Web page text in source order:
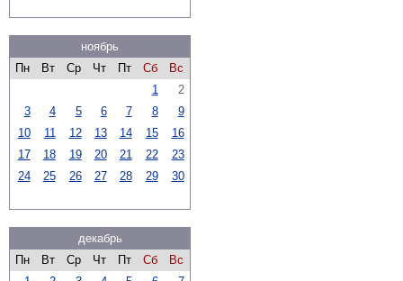
ноябрь
Пн
Вт Ср Чт Пт Сб
Вс
1
2
3
4 5 6 7 8
9
10
11 12 13 14 15
16
17
18 19 20 21 22
23
24
25 26 27 28 29 30
декабрь
Пн
Вт Ср Чт Пт Сб
Вс